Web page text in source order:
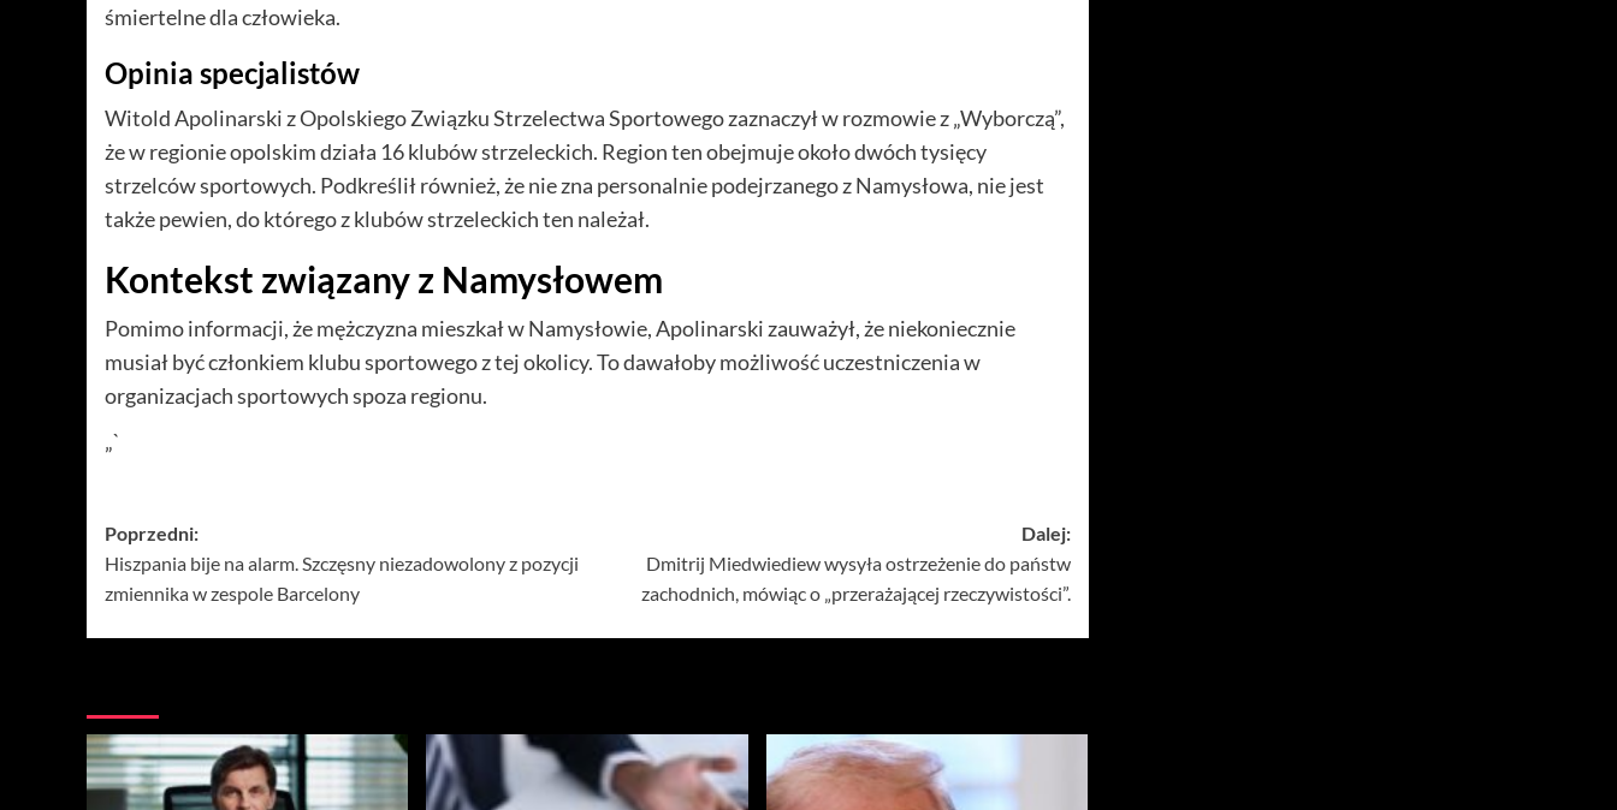
śmiertelne dla człowieka.
Opinia specjalistów
Witold Apolinarski z Opolskiego Związku Strzelectwa Sportowego zaznaczył w rozmowie z „Wyborczą”,
że w regionie opolskim działa 16 klubów strzeleckich. Region ten obejmuje około dwóch tysięcy
strzelców sportowych. Podkreślił również, że nie zna personalnie podejrzanego z Namysłowa, nie jest
także pewien, do którego z klubów strzeleckich ten należał.
Kontekst związany z Namysłowem
Pomimo informacji, że mężczyzna mieszkał w Namysłowie, Apolinarski zauważył, że niekoniecznie
musiał być członkiem klubu sportowego z tej okolicy. To dawałoby możliwość uczestniczenia w
organizacjach sportowych spoza regionu.
„`
Zobacz
wpisy
Poprzedni:
Hiszpania bije na alarm. Szczęsny niezadowolony z pozycji
zmiennika w zespole Barcelony
Dalej:
Dmitrij Miedwiediew wysyła ostrzeżenie do państw
zachodnich, mówiąc o „przerażającej rzeczywistości”.